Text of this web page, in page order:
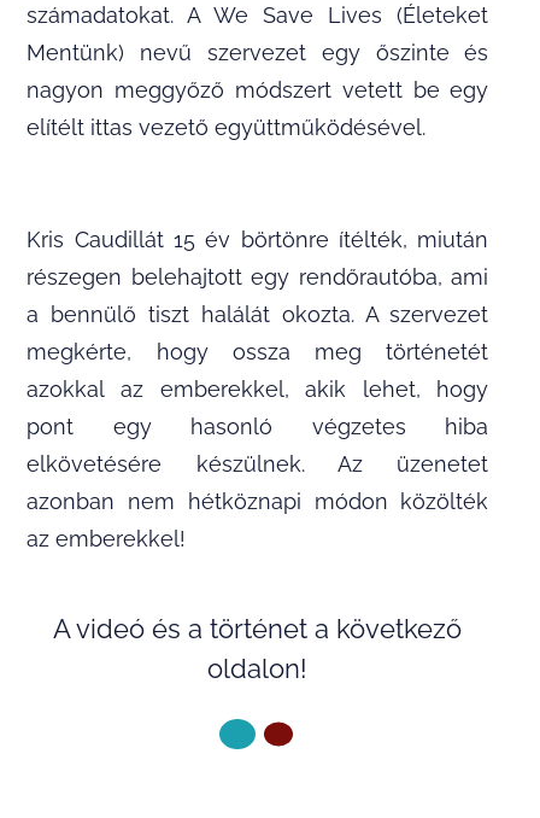
számadatokat. A We Save Lives (Életeket
Mentünk) nevű szervezet egy őszinte és
nagyon meggyőző módszert vetett be egy
elítélt ittas vezető együttműködésével.
Kris Caudillát 15 év börtönre ítélték, miután
részegen belehajtott egy rendőrautóba, ami
a bennülő tiszt halálát okozta. A szervezet
megkérte, hogy ossza meg történetét
azokkal az emberekkel, akik lehet, hogy
pont egy hasonló végzetes hiba
elkövetésére készülnek. Az üzenetet
azonban nem hétköznapi módon közölték
az emberekkel!
A videó és a történet a következő
oldalon!